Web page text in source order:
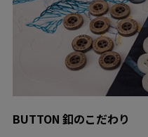
BUTTON 釦のこだわり